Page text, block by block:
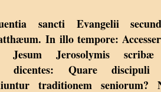
sancti Evangelii
In illo tempore:
Jesum Jerosolymis
dicentes: Quare
traditionem seniorum?